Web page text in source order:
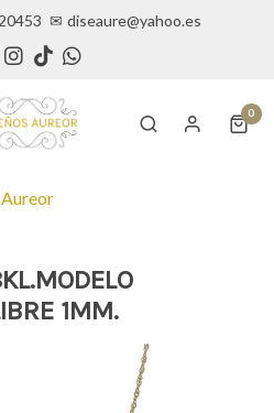
✉ diseaure@yahoo.es
0
1MM.